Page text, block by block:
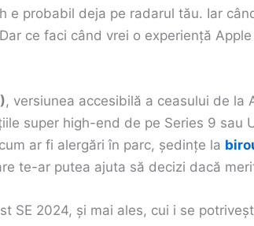
e probabil deja pe radarul tău. Iar
ce faci când vrei o experiență
, versiunea accesibilă a ceasului de la
super high-end de pe Series 9 sau
ar fi alergări în parc, ședințe la
te-ar putea ajuta să decizi dacă
SE 2024, și mai ales, cui i se